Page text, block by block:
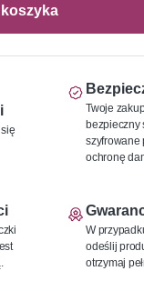
Twoje
bezpieczny
szyfrowane
ochronę
W
odeślij
otrzymaj